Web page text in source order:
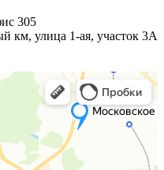
305
км, улица 1-ая, участок 3А